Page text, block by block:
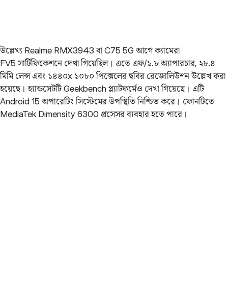
উল্লেখ্য Realme RMX3943 বা C75 5G আগে ক্যামেরা
FV5 সার্টিফিকেশনে দেখা গিয়েছিল। এতে এফ/১.৮ অ্যাপারচার, ২৮.৪
মিমি লেন্স এবং ১৪৪০x ১০৮০ পিক্সেলের ছবির রেজোলিউশন উল্লেখ করা
হয়েছে। হ্যান্ডসেটটি Geekbench প্ল্যাটফর্মেও দেখা গিয়েছে। এটি
Android 15 অপারেটিং সিস্টেমের উপস্থিতি নিশ্চিত করে। ফোনটিতে
MediaTek Dimensity 6300 প্রসেসর ব্যবহার হতে পারে।